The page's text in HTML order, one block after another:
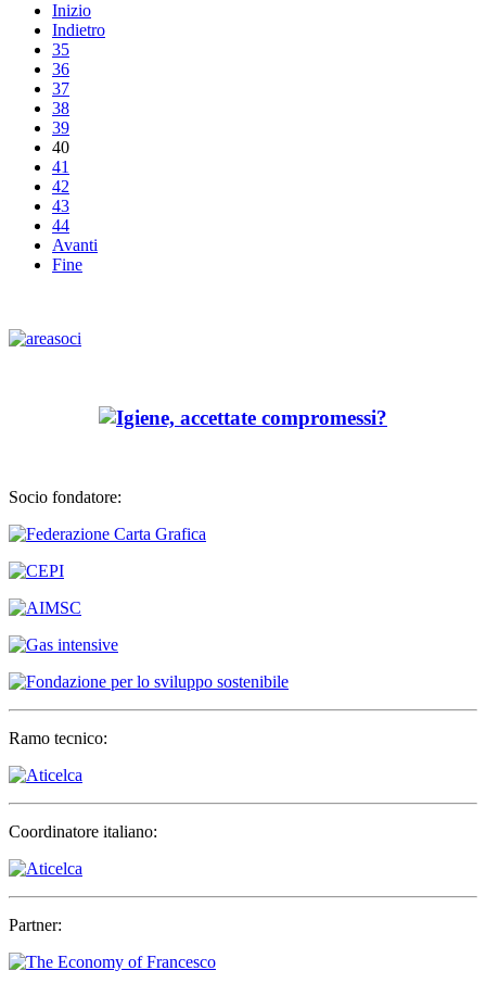
Inizio
Indietro
35
36
37
38
39
40
41
42
43
44
Avanti
Fine
Socio fondatore:
Ramo tecnico:
Coordinatore italiano:
Partner: